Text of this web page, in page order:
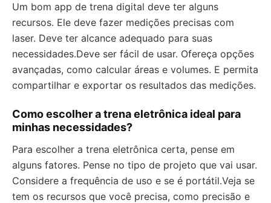
Um bom app de trena digital deve ter alguns
recursos. Ele deve fazer medições precisas com
laser. Deve ter alcance adequado para suas
necessidades.Deve ser fácil de usar. Ofereça opções
avançadas, como calcular áreas e volumes. E permita
compartilhar e exportar os resultados das medições.
Como escolher a trena eletrônica ideal para
minhas necessidades?
Para escolher a trena eletrônica certa, pense em
alguns fatores. Pense no tipo de projeto que vai usar.
Considere a frequência de uso e se é portátil.Veja se
tem os recursos que você precisa, como precisão e